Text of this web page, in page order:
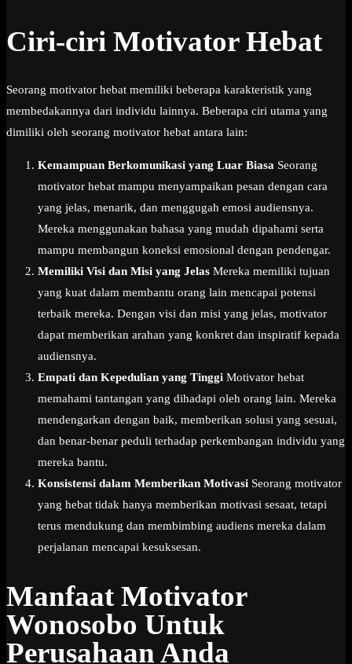
Ciri-ciri Motivator Hebat
Seorang motivator hebat memiliki beberapa karakteristik yang
membedakannya dari individu lainnya. Beberapa ciri utama yang
dimiliki oleh seorang motivator hebat antara lain:
Kemampuan Berkomunikasi yang Luar Biasa Seorang
motivator hebat mampu menyampaikan pesan dengan cara
yang jelas, menarik, dan menggugah emosi audiensnya.
Mereka menggunakan bahasa yang mudah dipahami serta
mampu membangun koneksi emosional dengan pendengar.
Memiliki Visi dan Misi yang Jelas Mereka memiliki tujuan
yang kuat dalam membantu orang lain mencapai potensi
terbaik mereka. Dengan visi dan misi yang jelas, motivator
dapat memberikan arahan yang konkret dan inspiratif kepada
audiensnya.
Empati dan Kepedulian yang Tinggi Motivator hebat
memahami tantangan yang dihadapi oleh orang lain. Mereka
mendengarkan dengan baik, memberikan solusi yang sesuai,
dan benar-benar peduli terhadap perkembangan individu yang
mereka bantu.
Konsistensi dalam Memberikan Motivasi Seorang motivator
yang hebat tidak hanya memberikan motivasi sesaat, tetapi
terus mendukung dan membimbing audiens mereka dalam
perjalanan mencapai kesuksesan.
Manfaat Motivator
Wonosobo Untuk
Perusahaan Anda